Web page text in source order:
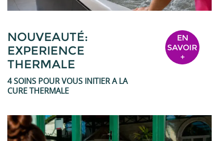
NOUVEAUTÉ:
EXPERIENCE
THERMALE
4 SOINS POUR VOUS INITIER A LA
CURE THERMALE
EN
SAVOIR
+